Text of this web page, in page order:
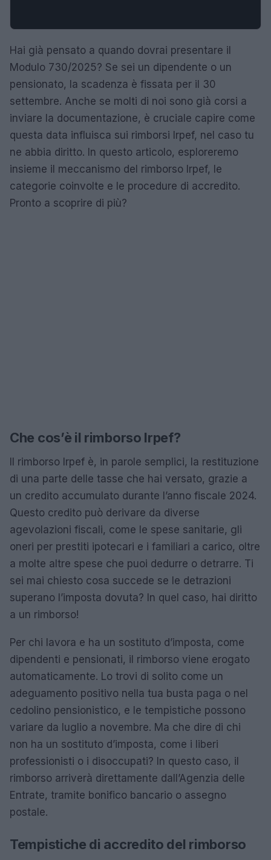
Hai già pensato a quando dovrai presentare il
Modulo 730/2025? Se sei un dipendente o un
pensionato, la scadenza è fissata per il 30
settembre. Anche se molti di noi sono già corsi a
inviare la documentazione, è cruciale capire come
questa data influisca sui rimborsi Irpef, nel caso tu
ne abbia diritto. In questo articolo, esploreremo
insieme il meccanismo del rimborso Irpef, le
categorie coinvolte e le procedure di accredito.
Pronto a scoprire di più?
Che cos’è il rimborso Irpef?
Il rimborso Irpef è, in parole semplici, la restituzione
di una parte delle tasse che hai versato, grazie a
un credito accumulato durante l’anno fiscale 2024.
Questo credito può derivare da diverse
agevolazioni fiscali, come le spese sanitarie, gli
oneri per prestiti ipotecari e i familiari a carico, oltre
a molte altre spese che puoi dedurre o detrarre. Ti
sei mai chiesto cosa succede se le detrazioni
superano l’imposta dovuta? In quel caso, hai diritto
a un rimborso!
Per chi lavora e ha un sostituto d’imposta, come
dipendenti e pensionati, il rimborso viene erogato
automaticamente. Lo trovi di solito come un
adeguamento positivo nella tua busta paga o nel
cedolino pensionistico, e le tempistiche possono
variare da luglio a novembre. Ma che dire di chi
non ha un sostituto d’imposta, come i liberi
professionisti o i disoccupati? In questo caso, il
rimborso arriverà direttamente dall’Agenzia delle
Entrate, tramite bonifico bancario o assegno
postale.
Tempistiche di accredito del rimborso